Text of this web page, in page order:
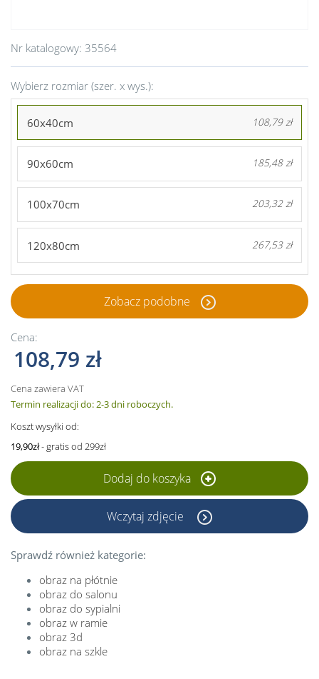
Nr katalogowy: 35564
Wybierz rozmiar (szer. x wys.):
60x40cm 108,79 zł
90x60cm 185,48 zł
100x70cm 203,32 zł
120x80cm 267,53 zł
Zobacz podobne
Cena:
108,79 zł
Cena zawiera VAT
Termin realizacji do: 2-3 dni roboczych.
Koszt wysyłki od:
19,90zł- gratis od 299zł
Dodaj do koszyka
Wczytaj zdjęcie
Sprawdź również kategorie:
obraz na płótnie
obraz do salonu
obraz do sypialni
obraz w ramie
obraz 3d
obraz na szkle